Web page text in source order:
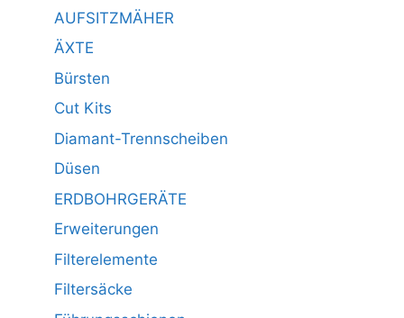
AUFSITZMÄHER
ÄXTE
Bürsten
Cut Kits
Diamant-Trennscheiben
Düsen
ERDBOHRGERÄTE
Erweiterungen
Filterelemente
Filtersäcke